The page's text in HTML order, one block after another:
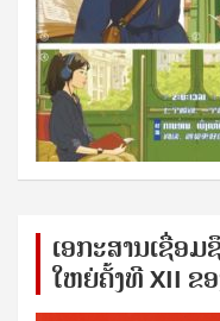
ເອກ​ະ​ສານ​ເຊ​ື່ອ
ໃຫຍ່​ຄັ້ງ​ທີ XII ຂ